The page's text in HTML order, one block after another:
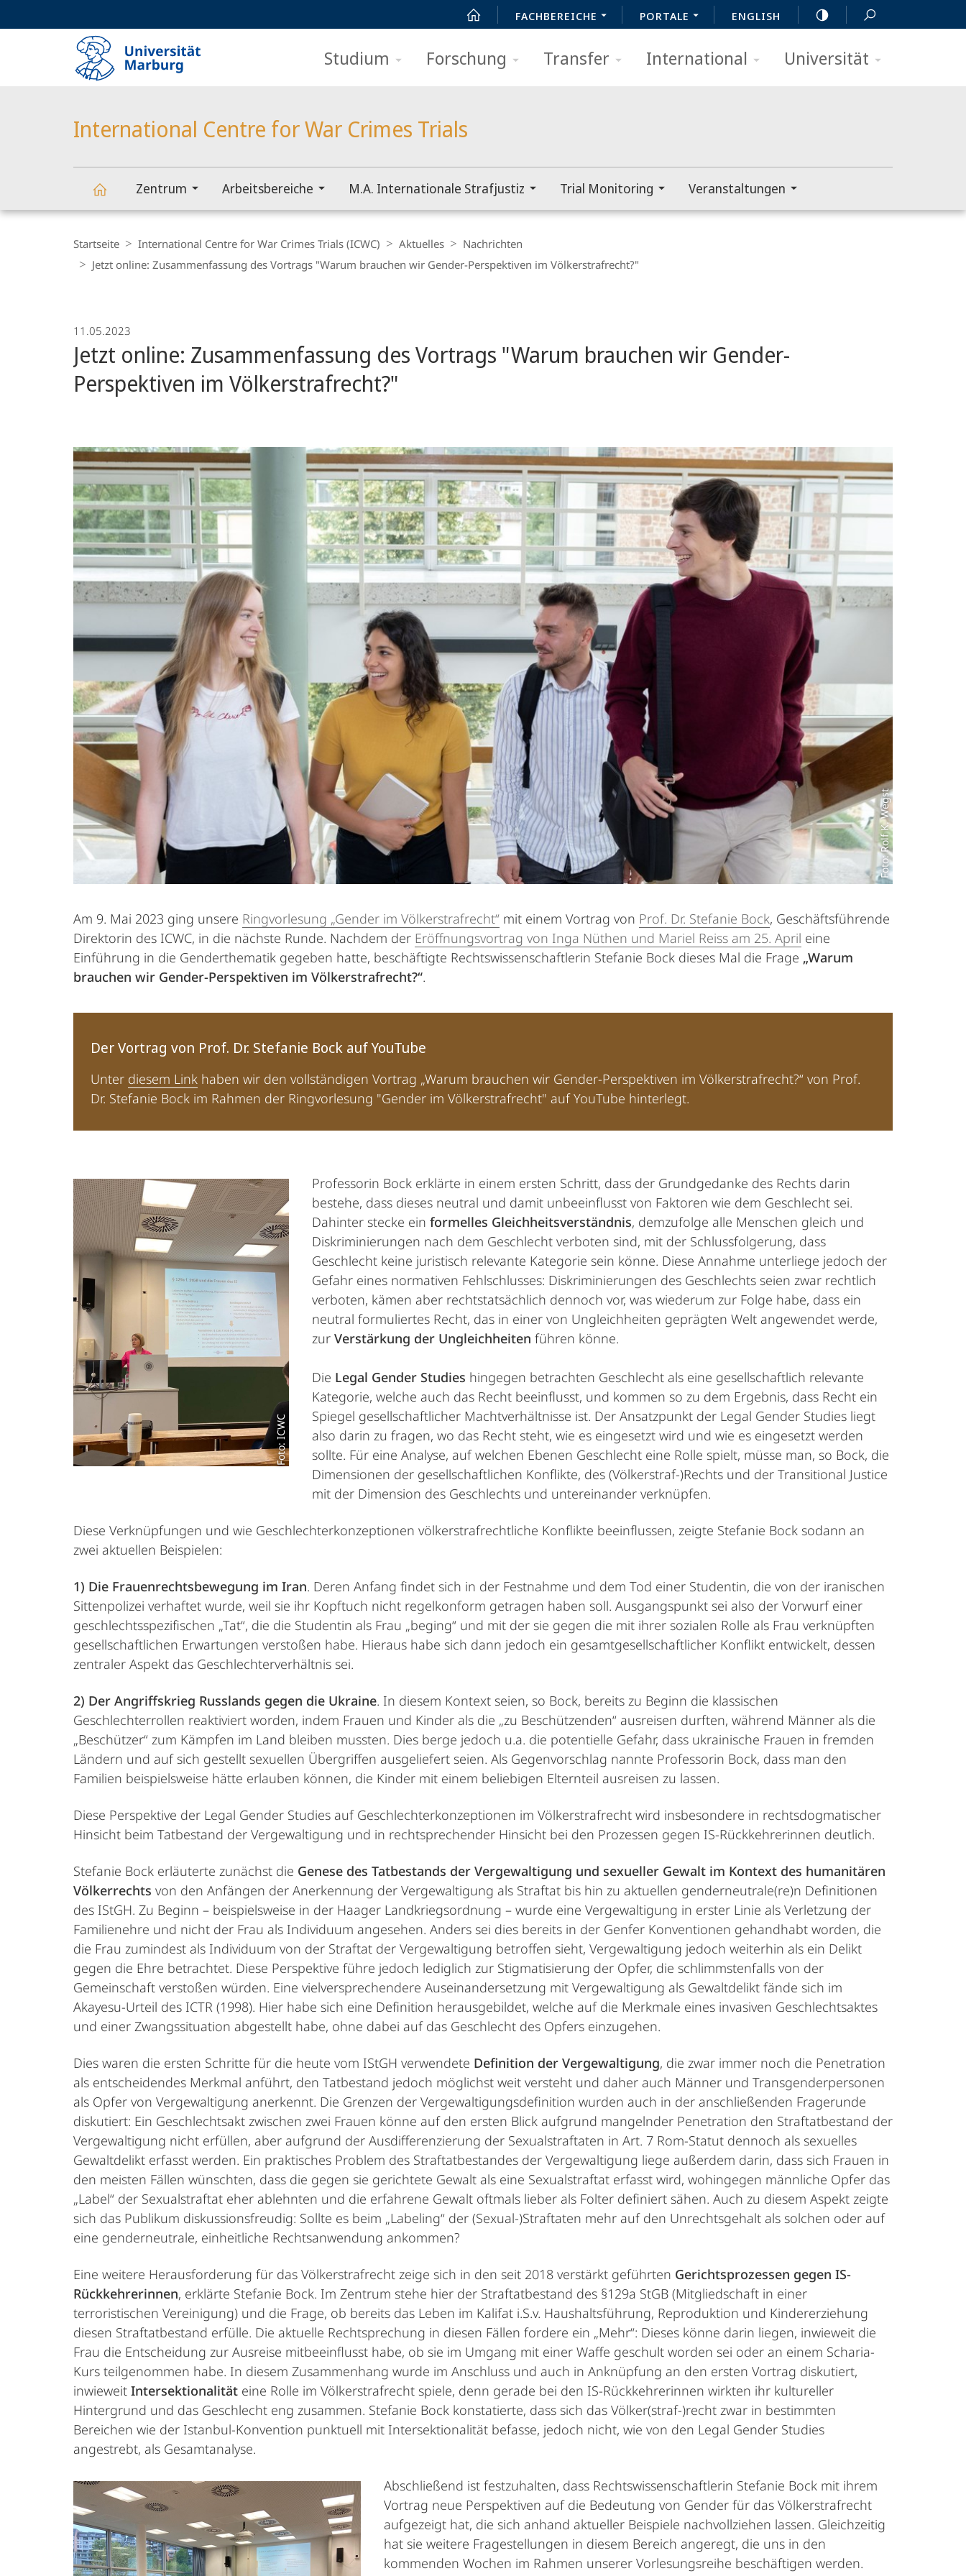
FACHBEREICHE PORTALE ENGLISH
Studium Forschung Transfer International Universität
International Centre for War Crimes Trials
Centre
War
Zentrum Arbeitsbereiche M.A. Internationale Strafjustiz Trial Monitoring Veranstaltungen
Navigation
Startseite International Centre for War Crimes Trials (ICWC) Aktuelles
Nachrichten
Jetzt online: Zusammenfassung des Vortrags "Warum brauchen wir Gender-Perspektiven im Völkerstrafrecht?"
11.05.2023
Jetzt online: Zusammenfassung des Vortrags "Warum brauchen wir Gender-
Perspektiven im Völkerstrafrecht?"
Foto: Rolf K. Wegst
Am 9. Mai 2023 ging unsere Ringvorlesung „Gender im Völkerstrafrecht“ mit einem Vortrag von Prof. Dr. Stefanie Bock, Geschäftsführende
Direktorin des ICWC, in die nächste Runde. Nachdem der Eröffnungsvortrag von Inga Nüthen und Mariel Reiss am 25. April eine
Einführung in die Genderthematik gegeben hatte, beschäftigte Rechtswissenschaftlerin Stefanie Bock dieses Mal die Frage „Warum
brauchen wir Gender-Perspektiven im Völkerstrafrecht?“.
Der Vortrag von Prof. Dr. Stefanie Bock auf YouTube
Unter diesem Link haben wir den vollständigen Vortrag „Warum brauchen wir Gender-Perspektiven im Völkerstrafrecht?“ von Prof.
Dr. Stefanie Bock im Rahmen der Ringvorlesung "Gender im Völkerstrafrecht" auf YouTube hinterlegt.
Foto: ICWC
Professorin Bock erklärte in einem ersten Schritt, dass der Grundgedanke des Rechts darin
bestehe, dass dieses neutral und damit unbeeinflusst von Faktoren wie dem Geschlecht sei.
Dahinter stecke ein formelles Gleichheitsverständnis, demzufolge alle Menschen gleich und
Diskriminierungen nach dem Geschlecht verboten sind, mit der Schlussfolgerung, dass
Geschlecht keine juristisch relevante Kategorie sein könne. Diese Annahme unterliege jedoch der
Gefahr eines normativen Fehlschlusses: Diskriminierungen des Geschlechts seien zwar rechtlich
verboten, kämen aber rechtstatsächlich dennoch vor, was wiederum zur Folge habe, dass ein
neutral formuliertes Recht, das in einer von Ungleichheiten geprägten Welt angewendet werde,
zur Verstärkung der Ungleichheiten führen könne.
Die Legal Gender Studies hingegen betrachten Geschlecht als eine gesellschaftlich relevante
Kategorie, welche auch das Recht beeinflusst, und kommen so zu dem Ergebnis, dass Recht ein
Spiegel gesellschaftlicher Machtverhältnisse ist. Der Ansatzpunkt der Legal Gender Studies liegt
also darin zu fragen, wo das Recht steht, wie es eingesetzt wird und wie es eingesetzt werden
sollte. Für eine Analyse, auf welchen Ebenen Geschlecht eine Rolle spielt, müsse man, so Bock, die
Dimensionen der gesellschaftlichen Konflikte, des (Völkerstraf-)Rechts und der Transitional Justice
mit der Dimension des Geschlechts und untereinander verknüpfen.
Diese Verknüpfungen und wie Geschlechterkonzeptionen völkerstrafrechtliche Konflikte beeinflussen, zeigte Stefanie Bock sodann an
zwei aktuellen Beispielen:
1) Die Frauenrechtsbewegung im Iran. Deren Anfang findet sich in der Festnahme und dem Tod einer Studentin, die von der iranischen
Sittenpolizei verhaftet wurde, weil sie ihr Kopftuch nicht regelkonform getragen haben soll. Ausgangspunkt sei also der Vorwurf einer
geschlechtsspezifischen „Tat“, die die Studentin als Frau „beging“ und mit der sie gegen die mit ihrer sozialen Rolle als Frau verknüpften
gesellschaftlichen Erwartungen verstoßen habe. Hieraus habe sich dann jedoch ein gesamtgesellschaftlicher Konflikt entwickelt, dessen
zentraler Aspekt das Geschlechterverhältnis sei.
2) Der Angriffskrieg Russlands gegen die Ukraine. In diesem Kontext seien, so Bock, bereits zu Beginn die klassischen
Geschlechterrollen reaktiviert worden, indem Frauen und Kinder als die „zu Beschützenden“ ausreisen durften, während Männer als die
„Beschützer“ zum Kämpfen im Land bleiben mussten. Dies berge jedoch u.a. die potentielle Gefahr, dass ukrainische Frauen in fremden
Ländern und auf sich gestellt sexuellen Übergriffen ausgeliefert seien. Als Gegenvorschlag nannte Professorin Bock, dass man den
Familien beispielsweise hätte erlauben können, die Kinder mit einem beliebigen Elternteil ausreisen zu lassen.
Diese Perspektive der Legal Gender Studies auf Geschlechterkonzeptionen im Völkerstrafrecht wird insbesondere in rechtsdogmatischer
Hinsicht beim Tatbestand der Vergewaltigung und in rechtsprechender Hinsicht bei den Prozessen gegen IS-Rückkehrerinnen deutlich.
Stefanie Bock erläuterte zunächst die Genese des Tatbestands der Vergewaltigung und sexueller Gewalt im Kontext des humanitären
Völkerrechts von den Anfängen der Anerkennung der Vergewaltigung als Straftat bis hin zu aktuellen genderneutrale(re)n Definitionen
des IStGH. Zu Beginn – beispielsweise in der Haager Landkriegsordnung – wurde eine Vergewaltigung in erster Linie als Verletzung der
Familienehre und nicht der Frau als Individuum angesehen. Anders sei dies bereits in der Genfer Konventionen gehandhabt worden, die
die Frau zumindest als Individuum von der Straftat der Vergewaltigung betroffen sieht, Vergewaltigung jedoch weiterhin als ein Delikt
gegen die Ehre betrachtet. Diese Perspektive führe jedoch lediglich zur Stigmatisierung der Opfer, die schlimmstenfalls von der
Gemeinschaft verstoßen würden. Eine vielversprechendere Auseinandersetzung mit Vergewaltigung als Gewaltdelikt fände sich im
Akayesu-Urteil des ICTR (1998). Hier habe sich eine Definition herausgebildet, welche auf die Merkmale eines invasiven Geschlechtsaktes
und einer Zwangssituation abgestellt habe, ohne dabei auf das Geschlecht des Opfers einzugehen.
Dies waren die ersten Schritte für die heute vom IStGH verwendete Definition der Vergewaltigung, die zwar immer noch die Penetration
als entscheidendes Merkmal anführt, den Tatbestand jedoch möglichst weit versteht und daher auch Männer und Transgenderpersonen
als Opfer von Vergewaltigung anerkennt. Die Grenzen der Vergewaltigungsdefinition wurden auch in der anschließenden Fragerunde
diskutiert: Ein Geschlechtsakt zwischen zwei Frauen könne auf den ersten Blick aufgrund mangelnder Penetration den Straftatbestand der
Vergewaltigung nicht erfüllen, aber aufgrund der Ausdifferenzierung der Sexualstraftaten in Art. 7 Rom-Statut dennoch als sexuelles
Gewaltdelikt erfasst werden. Ein praktisches Problem des Straftatbestandes der Vergewaltigung liege außerdem darin, dass sich Frauen in
den meisten Fällen wünschten, dass die gegen sie gerichtete Gewalt als eine Sexualstraftat erfasst wird, wohingegen männliche Opfer das
„Label“ der Sexualstraftat eher ablehnten und die erfahrene Gewalt oftmals lieber als Folter definiert sähen. Auch zu diesem Aspekt zeigte
sich das Publikum diskussionsfreudig: Sollte es beim „Labeling“ der (Sexual-)Straftaten mehr auf den Unrechtsgehalt als solchen oder auf
eine genderneutrale, einheitliche Rechtsanwendung ankommen?
Eine weitere Herausforderung für das Völkerstrafrecht zeige sich in den seit 2018 verstärkt geführten Gerichtsprozessen gegen IS-
Rückkehrerinnen, erklärte Stefanie Bock. Im Zentrum stehe hier der Straftatbestand des §129a StGB (Mitgliedschaft in einer
terroristischen Vereinigung) und die Frage, ob bereits das Leben im Kalifat i.S.v. Haushaltsführung, Reproduktion und Kindererziehung
diesen Straftatbestand erfülle. Die aktuelle Rechtsprechung in diesen Fällen fordere ein „Mehr“: Dieses könne darin liegen, inwieweit die
Frau die Entscheidung zur Ausreise mitbeeinflusst habe, ob sie im Umgang mit einer Waffe geschult worden sei oder an einem Scharia-
Kurs teilgenommen habe. In diesem Zusammenhang wurde im Anschluss und auch in Anknüpfung an den ersten Vortrag diskutiert,
inwieweit Intersektionalität eine Rolle im Völkerstrafrecht spiele, denn gerade bei den IS-Rückkehrerinnen wirkten ihr kultureller
Hintergrund und das Geschlecht eng zusammen. Stefanie Bock konstatierte, dass sich das Völker(straf-)recht zwar in bestimmten
Bereichen wie der Istanbul-Konvention punktuell mit Intersektionalität befasse, jedoch nicht, wie von den Legal Gender Studies
angestrebt, als Gesamtanalyse.
Abschließend ist festzuhalten, dass Rechtswissenschaftlerin Stefanie Bock mit ihrem
Vortrag neue Perspektiven auf die Bedeutung von Gender für das Völkerstrafrecht
aufgezeigt hat, die sich anhand aktueller Beispiele nachvollziehen lassen. Gleichzeitig
hat sie weitere Fragestellungen in diesem Bereich angeregt, die uns in den
kommenden Wochen im Rahmen unserer Vorlesungsreihe beschäftigen werden.